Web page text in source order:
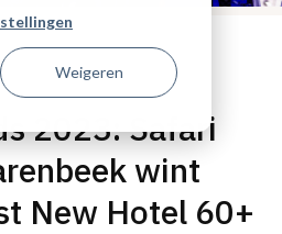
Weigeren
2023: Safari
wint
New Hotel 60+